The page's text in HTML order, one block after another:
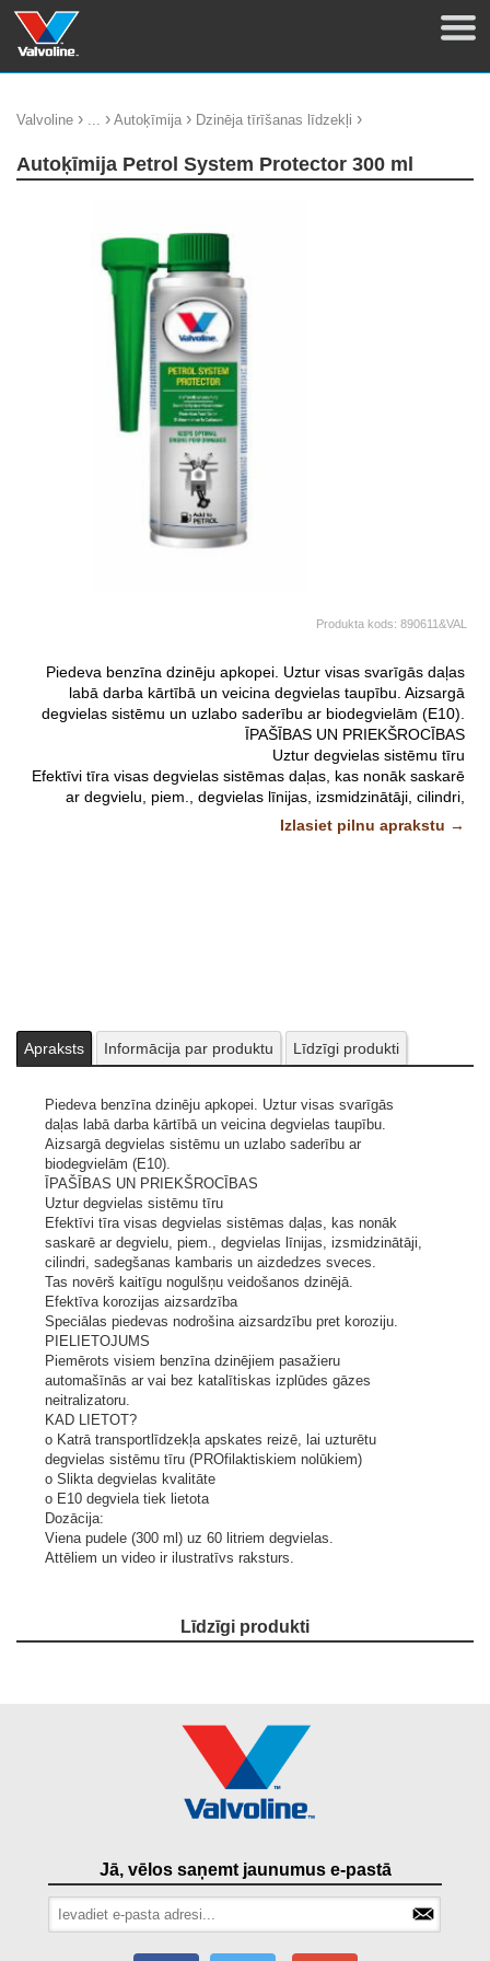
Valvoline › ... › Autoķīmija › Dzinēja tīrīšanas līdzekļi ›
Autoķīmija Petrol System Protector 300 ml
Produkta kods: 890611&VAL
Piedeva benzīna dzinēju apkopei. Uztur visas svarīgās daļas
labā darba kārtībā un veicina degvielas taupību. Aizsargā
degvielas sistēmu un uzlabo saderību ar biodegvielām (E10).
ĪPAŠĪBAS UN PRIEKŠROCĪBAS
Uztur degvielas sistēmu tīru
Efektīvi tīra visas degvielas sistēmas daļas, kas nonāk saskarē
ar degvielu, piem., degvielas līnijas, izsmidzinātāji, cilindri,
sadegšanas kambaris un aizdedzes sveces.
Tas novērš kaitīgu nogulšņu veidošanos dzinējā.
o E10 degviela tiek lietota
Dozācija:
Attēliem un video ir ilustratīvs raksturs.
Izlasiet pilnu aprakstu →
Apraksts Informācija par produktu Līdzīgi produkti
Piedeva benzīna dzinēju apkopei. Uztur visas svarīgās
daļas labā darba kārtībā un veicina degvielas taupību.
Aizsargā degvielas sistēmu un uzlabo saderību ar
biodegvielām (E10).
ĪPAŠĪBAS UN PRIEKŠROCĪBAS
Uztur degvielas sistēmu tīru
Efektīvi tīra visas degvielas sistēmas daļas, kas nonāk
saskarē ar degvielu, piem., degvielas līnijas, izsmidzinātāji,
cilindri, sadegšanas kambaris un aizdedzes sveces.
Tas novērš kaitīgu nogulšņu veidošanos dzinējā.
Efektīva korozijas aizsardzība
Speciālas piedevas nodrošina aizsardzību pret koroziju.
PIELIETOJUMS
Piemērots visiem benzīna dzinējiem pasažieru
automašīnās ar vai bez katalītiskas izplūdes gāzes
neitralizatoru.
KAD LIETOT?
o Katrā transportlīdzekļa apskates reizē, lai uzturētu
degvielas sistēmu tīru (PROfilaktiskiem nolūkiem)
o Slikta degvielas kvalitāte
o E10 degviela tiek lietota
Dozācija:
Viena pudele (300 ml) uz 60 litriem degvielas.
Attēliem un video ir ilustratīvs raksturs.
Līdzīgi produkti
Jā, vēlos saņemt jaunumus e-pastā